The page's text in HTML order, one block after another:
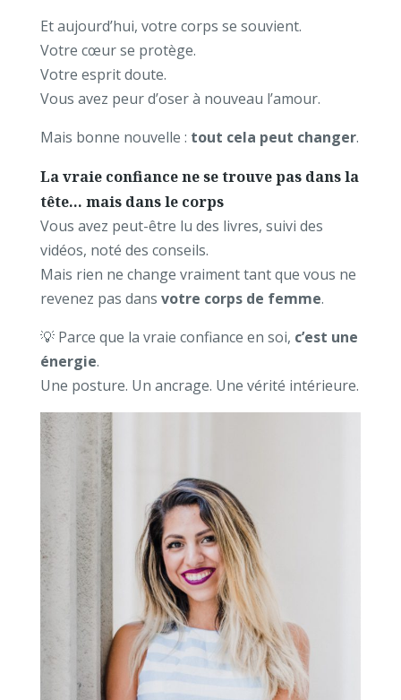
Et aujourd’hui, votre corps se souvient.
Votre cœur se protège.
Votre esprit doute.
Vous avez peur d’oser à nouveau l’amour.
Mais bonne nouvelle : tout cela peut changer.
La vraie confiance ne se trouve pas dans la
tête… mais dans le corps
Vous avez peut-être lu des livres, suivi des
vidéos, noté des conseils.
Mais rien ne change vraiment tant que vous ne
revenez pas dans votre corps de femme.
💡 Parce que la vraie confiance en soi, c’est une
énergie.
Une posture. Un ancrage. Une vérité intérieure.